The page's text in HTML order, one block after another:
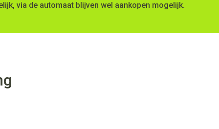
via de automaat blijven wel aankopen mogelijk.